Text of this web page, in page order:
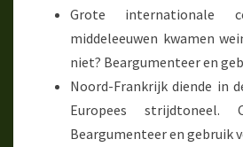
Grote internationale
middeleeuwen kwamen
niet? Beargumenteer en
Noord-Frankrijk diende in
Europees
Beargumenteer en gebruik